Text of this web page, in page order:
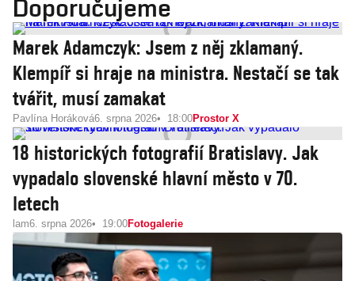
Doporučujeme
Marek Adamczyk: Jsem z něj zklamaný.
Klempíř si hraje na ministra. Nestačí se tak
tvářit, musí zamakat
Pavlína Horáková6. srpna 2026 18:00Prostor X
18 historických fotografií Bratislavy. Jak
vypadalo slovenské hlavní město v 70.
letech
lam6. srpna 2026 19:00Fotogalerie